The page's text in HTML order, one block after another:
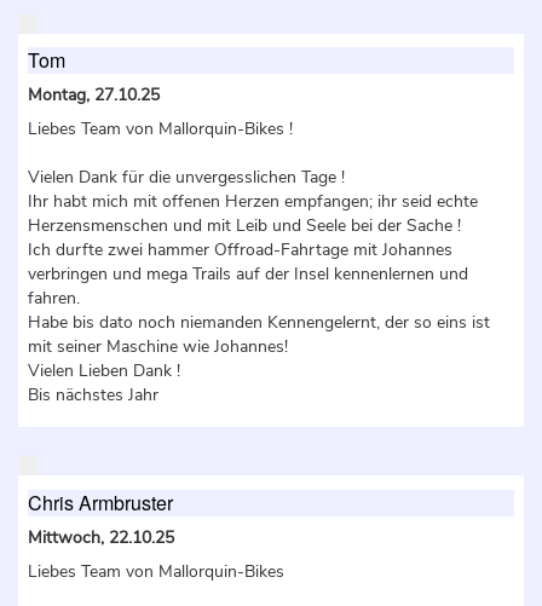
Tom
Montag, 27.10.25
Liebes Team von Mallorquin-Bikes !
Vielen Dank für die unvergesslichen Tage !
Ihr habt mich mit offenen Herzen empfangen; ihr seid echte
Herzensmenschen und mit Leib und Seele bei der Sache !
Ich durfte zwei hammer Offroad-Fahrtage mit Johannes
verbringen und mega Trails auf der Insel kennenlernen und
fahren.
Habe bis dato noch niemanden Kennengelernt, der so eins ist
mit seiner Maschine wie Johannes!
Vielen Lieben Dank !
Bis nächstes Jahr
Chris Armbruster
Mittwoch, 22.10.25
Liebes Team von Mallorquin-Bikes